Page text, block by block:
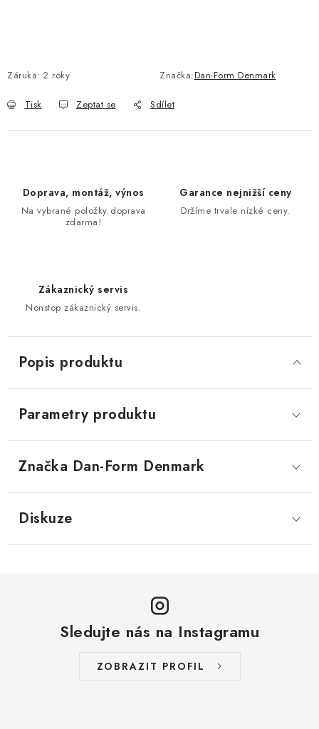
Záruka: 2 roky Značka:Dan-Form Denmark
Tisk Zeptat se Sdílet
Doprava, montáž, výnos
Na vybrané položky doprava
zdarma!
Garance nejnižší ceny
Držíme trvale nízké ceny.
Zákaznický servis
Nonstop zákaznický servis.
Popis produktu
Parametry produktu
Značka Dan-Form Denmark
Diskuze
Sledujte nás na Instagramu
ZOBRAZIT PROFIL